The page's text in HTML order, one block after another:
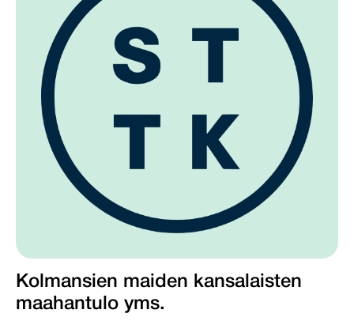
Kolmansien maiden kansalaisten
maahantulo yms.